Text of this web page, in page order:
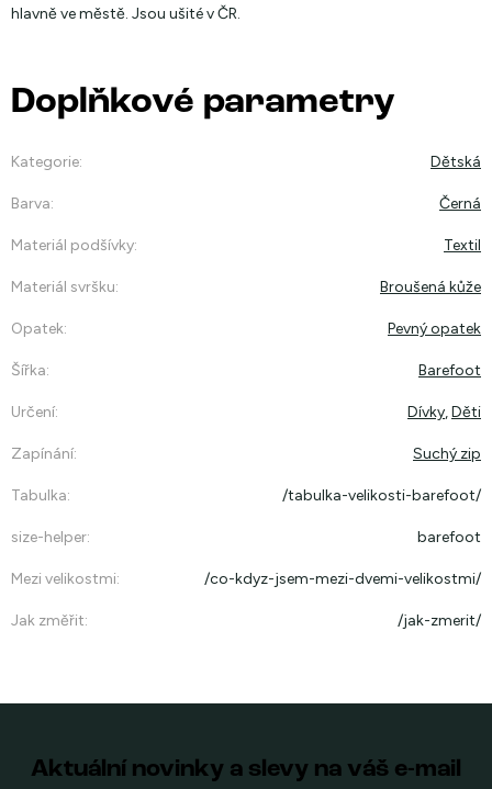
hlavně ve městě. Jsou ušité v ČR.
Doplňkové parametry
Kategorie: Dětská
Barva: Černá
Materiál podšívky: Textil
Materiál svršku: Broušená kůže
Opatek: Pevný opatek
Šířka: Barefoot
Určení: Dívky,Děti
Zapínání: Suchý zip
Tabulka: /tabulka-velikosti-barefoot/
size-helper: barefoot
Mezi velikostmi: /co-kdyz-jsem-mezi-dvemi-velikostmi/
Jak změřit: /jak-zmerit/
Aktuální novinky a slevy na váš e-mail